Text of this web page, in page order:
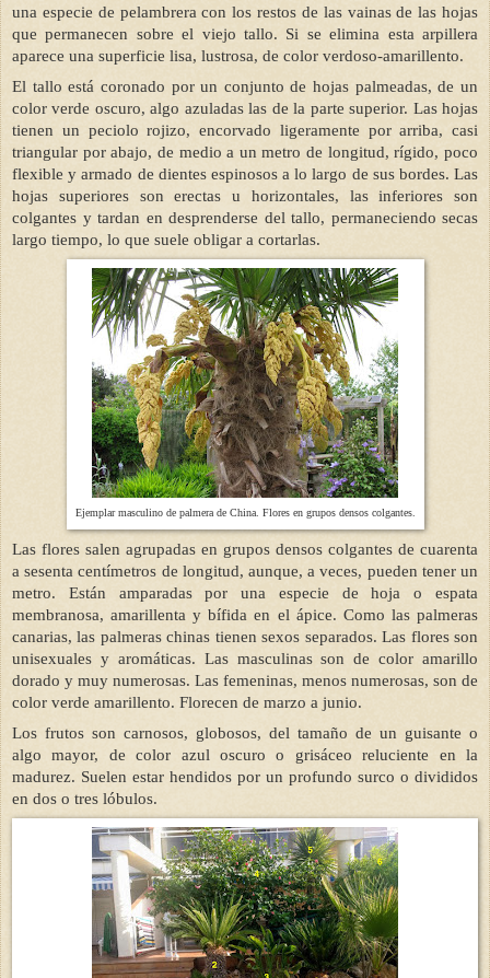
una especie de pelambrera con los restos de las vainas de las hojas
que permanecen sobre el viejo tallo. Si se elimina esta arpillera
aparece una superficie lisa, lustrosa, de color verdoso-amarillento.
El tallo está coronado por un conjunto de hojas palmeadas, de un
color verde oscuro, algo azuladas las de la parte superior. Las hojas
tienen un peciolo rojizo, encorvado ligeramente por arriba, casi
triangular por abajo, de medio a un metro de longitud, rígido, poco
flexible y armado de dientes espinosos a lo largo de sus bordes. Las
hojas superiores son erectas u horizontales, las inferiores son
colgantes y tardan en desprenderse del tallo, permaneciendo secas
largo tiempo, lo que suele obligar a cortarlas.
Ejemplar masculino de palmera de China. Flores en grupos densos colgantes.
Las flores salen agrupadas en grupos densos colgantes de cuarenta
a sesenta centímetros de longitud, aunque, a veces, pueden tener un
metro. Están amparadas por una especie de hoja o espata
membranosa, amarillenta y bífida en el ápice. Como las palmeras
canarias, las palmeras chinas tienen sexos separados. Las flores son
unisexuales y aromáticas. Las masculinas son de color amarillo
dorado y muy numerosas. Las femeninas, menos numerosas, son de
color verde amarillento. Florecen de marzo a junio.
Los frutos son carnosos, globosos, del tamaño de un guisante o
algo mayor, de color azul oscuro o grisáceo reluciente en la
madurez. Suelen estar hendidos por un profundo surco o divididos
en dos o tres lóbulos.